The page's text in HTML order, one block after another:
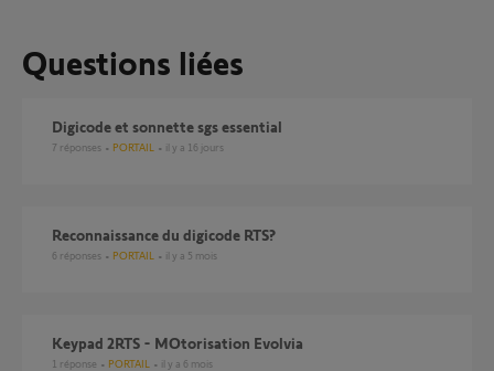
Questions liées
Digicode et sonnette sgs essential
7 réponses PORTAIL il y a 16 jours
reconnaissance du digicode RTS?
6 réponses PORTAIL il y a 5 mois
Keypad 2RTS - MOtorisation Evolvia
1 réponse PORTAIL il y a 6 mois